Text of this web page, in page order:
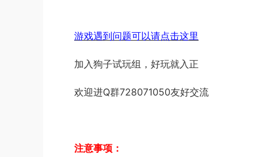
游戏遇到问题可以请点击这里
加入狗子试玩组，好玩就入正
欢迎进Q群728071050友好交流
注意事项：